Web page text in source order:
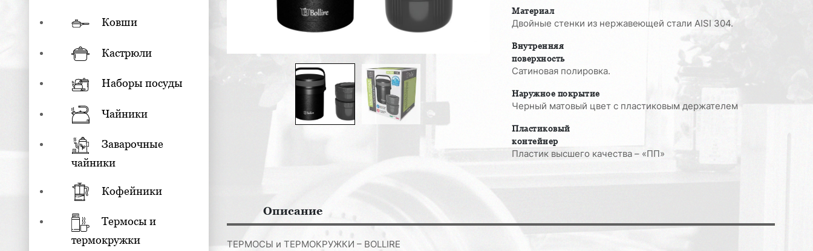
Ковши
Кастрюли
Наборы посуды
Чайники
Заварочные
чайники
Кофейники
Термосы и
термокружки
для
пищевых
1.0
Л
Материал
Двойные стенки из нержавеющей стали AISI 304.
Внутренняя
поверхность
Сатиновая полировка.
Наружное покрытие
Черный матовый цвет с пластиковым держателем
Пластиковый
контейнер
Пластик высшего качества – «ПП»
Описание
ТЕРМОСЫ и ТЕРМОКРУЖКИ – BOLLIRE